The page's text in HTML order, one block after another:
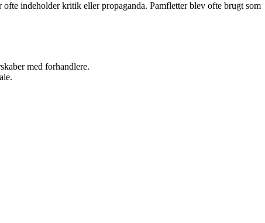
indeholder kritik eller propaganda. Pamfletter blev ofte brugt som
med forhandlere.